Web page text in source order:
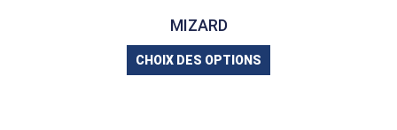
MIZARD
CHOIX DES OPTIONS